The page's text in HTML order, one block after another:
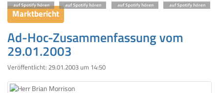
Marktbericht
Ad-Hoc-Zusammenfassung vom
29.01.2003
Veröffentlicht: 29.01.2003 um 14:50